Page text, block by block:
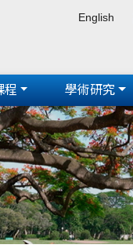
English
程 學術研究